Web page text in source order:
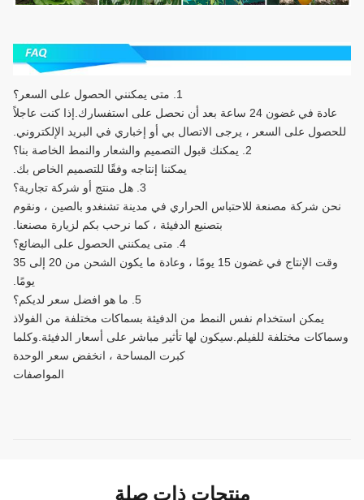
1. متى يمكنني الحصول على السعر؟
عادة في غضون 24 ساعة بعد أن نحصل على استفسارك.إذا كنت عاجلاً
للحصول على السعر ، يرجى الاتصال بي أو إخباري في البريد الإلكتروني.
2. يمكنك قبول التصميم والشعار والنمط الخاصة بنا؟
يمكننا إنتاجه وفقًا للتصميم الخاص بك.
3. هل منتج أو شركة تجارية؟
نحن شركة مصنعة للاحتباس الحراري في مدينة تشنغدو بالصين ، ونقوم
بتصنيع الدفيئة ، كما نرحب بكم لزيارة مصنعنا.
4. متى يمكنني الحصول على البضائع؟
وقت الإنتاج في غضون 15 يومًا ، وعادة ما يكون الشحن من 20 إلى 35
يومًا.
5. ما هو افضل سعر لديكم؟
يمكن استخدام نفس النمط من الدفيئة بسماكات مختلفة من الفولاذ
وسماكات مختلفة للفيلم.سيكون لها تأثير مباشر على أسعار الدفيئة.وكلما
كبرت المساحة ، انخفض سعر الوحدة
المواصفات
منتجات ذات صلة